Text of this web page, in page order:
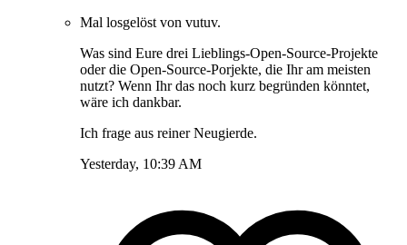
Mal losgelöst von vutuv.
Was sind Eure drei Lieblings-Open-Source-Projekte
oder die Open-Source-Porjekte, die Ihr am meisten
nutzt? Wenn Ihr das noch kurz begründen könntet,
wäre ich dankbar.
Ich frage aus reiner Neugierde.
Yesterday, 10:39 AM